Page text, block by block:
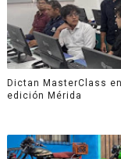
Dictan MasterClass
edición Mérida